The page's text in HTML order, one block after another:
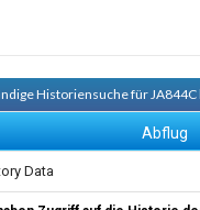
Historiensuche für JA844C
Abflug
Data